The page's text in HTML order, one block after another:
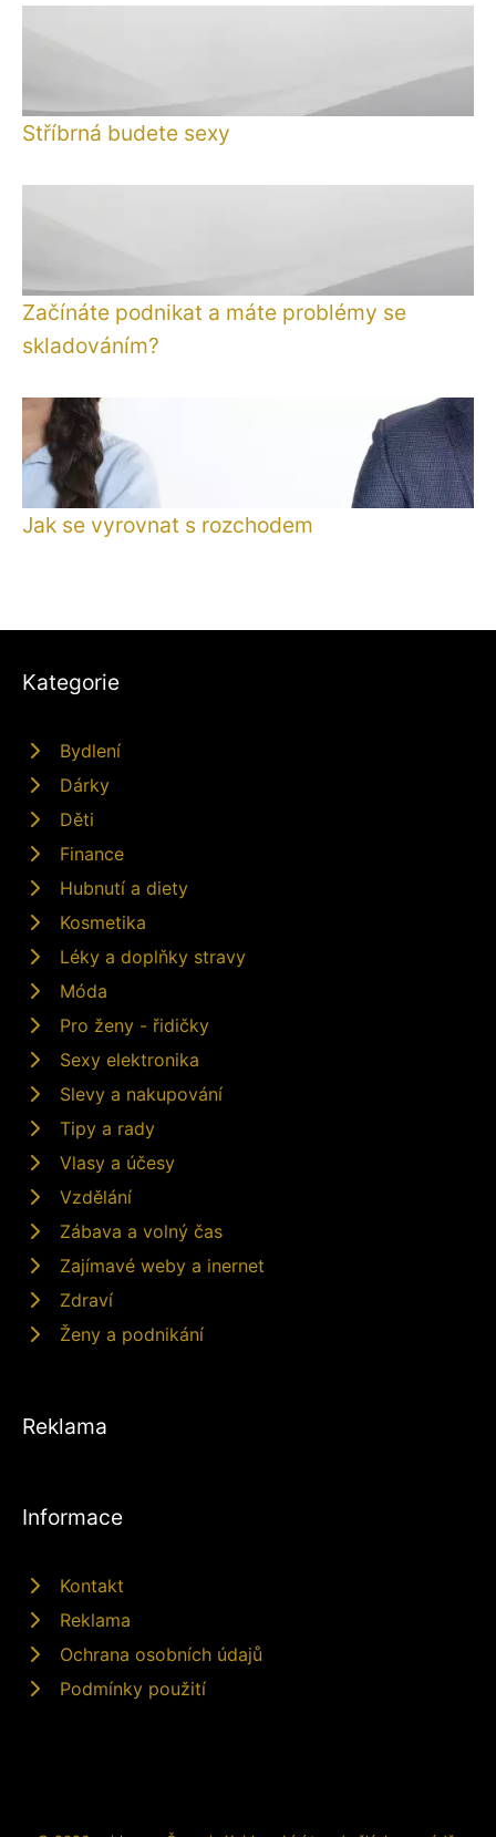
Stříbrná budete sexy
Začínáte podnikat a máte problémy se
skladováním?
Jak se vyrovnat s rozchodem
Kategorie
Bydlení
Dárky
Děti
Finance
Hubnutí a diety
Kosmetika
Léky a doplňky stravy
Móda
Pro ženy - řidičky
Sexy elektronika
Slevy a nakupování
Tipy a rady
Vlasy a účesy
Vzdělání
Zábava a volný čas
Zajímavé weby a inernet
Zdraví
Ženy a podnikání
Reklama
Informace
Kontakt
Reklama
Ochrana osobních údajů
Podmínky použití